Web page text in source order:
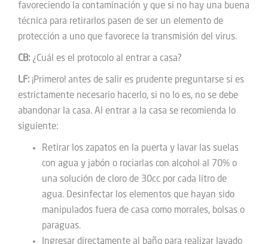
favoreciendo la contaminación y que si no hay una buena
técnica para retirarlos pasen de ser un elemento de
protección a uno que favorece la transmisión del virus.
CB: ¿Cuál es el protocolo al entrar a casa?
LF: ¡Primero! antes de salir es prudente preguntarse si es
estrictamente necesario hacerlo, si no lo es, no se debe
abandonar la casa. Al entrar a la casa se recomienda lo
siguiente:
Retirar los zapatos en la puerta y lavar las suelas
con agua y jabón o rociarlas con alcohol al 70% o
una solución de cloro de 30cc por cada litro de
agua. Desinfectar los elementos que hayan sido
manipulados fuera de casa como morrales, bolsas o
paraguas.
Ingresar directamente al baño para realizar lavado